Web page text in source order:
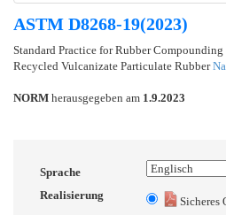
ASTM D8268-19(2023)
Standard Practice for Rubber
Recycled Vulcanizate Particulate Rubber
NORM herausgegeben am 1.9.2023
Sprache
Realisierung
Sicheres